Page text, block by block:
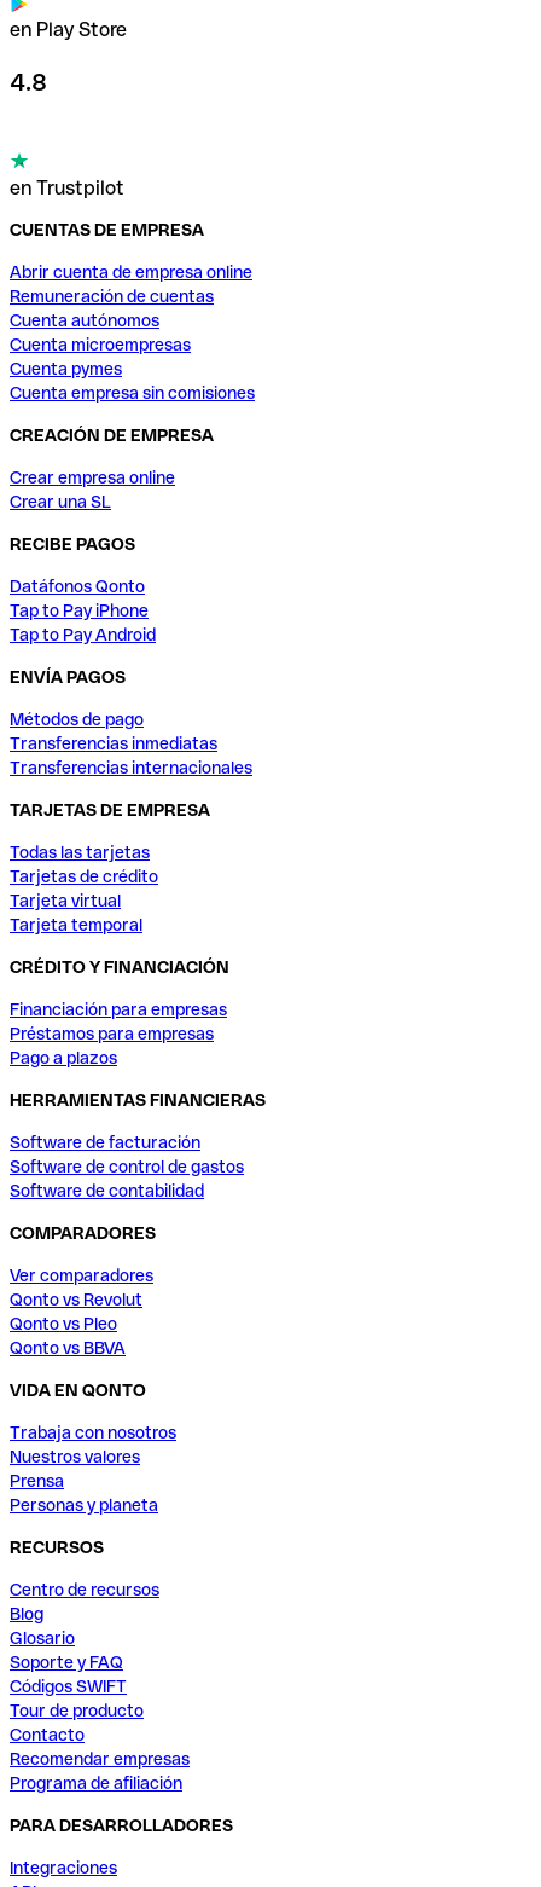
en Play Store
4.8
en Trustpilot
CUENTAS DE EMPRESA
Abrir cuenta de empresa online
Remuneración de cuentas
Cuenta autónomos
Cuenta microempresas
Cuenta pymes
Cuenta empresa sin comisiones
CREACIÓN DE EMPRESA
Crear empresa online
Crear una SL
RECIBE PAGOS
Datáfonos Qonto
Tap to Pay iPhone
Tap to Pay Android
ENVÍA PAGOS
Métodos de pago
Transferencias inmediatas
Transferencias internacionales
TARJETAS DE EMPRESA
Todas las tarjetas
Tarjetas de crédito
Tarjeta virtual
Tarjeta temporal
CRÉDITO Y FINANCIACIÓN
Financiación para empresas
Préstamos para empresas
Pago a plazos
HERRAMIENTAS FINANCIERAS
Software de facturación
Software de control de gastos
Software de contabilidad
COMPARADORES
Ver comparadores
Qonto vs Revolut
Qonto vs Pleo
Qonto vs BBVA
VIDA EN QONTO
Trabaja con nosotros
Nuestros valores
Prensa
Personas y planeta
RECURSOS
Centro de recursos
Blog
Glosario
Soporte y FAQ
Códigos SWIFT
Tour de producto
Contacto
Recomendar empresas
Programa de afiliación
PARA DESARROLLADORES
Integraciones